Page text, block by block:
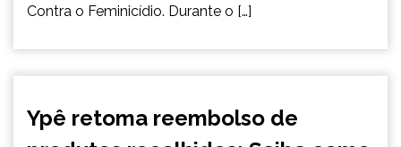
Contra o Feminicídio. Durante o […]
NOTÍCIAS
Ypê retoma reembolso de